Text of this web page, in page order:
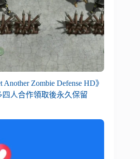
Zombie Defense HD》
人合作領取後永久保留